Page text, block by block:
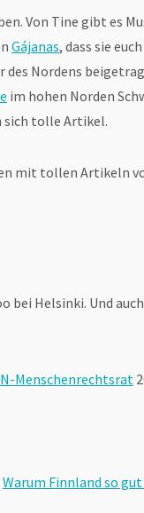
Von Tine gibt es
Gájanas, dass sie
Nordens
im hohen Norden
sich tolle Artikel.
mit tollen Artikeln
bei Helsinki. Und
Menschenrechtsrat
Warum Finnland so